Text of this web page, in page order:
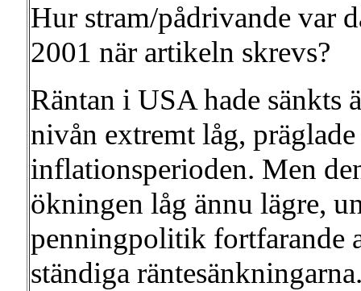
Hur stram/pådrivande var
2001 när artikeln skrevs?
Räntan i USA hade sänkts
nivån extremt låg,
inflationsperioden. Men
ökningen låg ännu lägre,
penningpolitik fortfarande
ständiga